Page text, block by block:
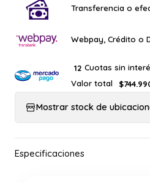
Transferencia o
Webpay, Crédito o
12 Cuotas sin
Valor total
Mostrar stock de